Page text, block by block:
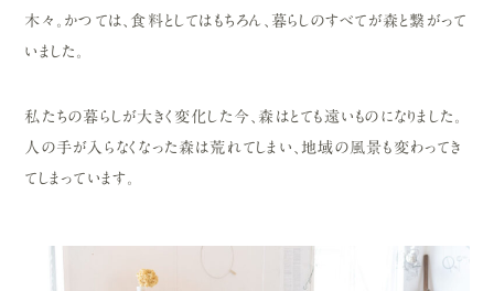
木々。かつては、食料としてはもちろん、暮らしのすべてが森と繋がって
いました。
私たちの暮らしが大きく変化した今、森はとても遠いものになりました。
人の手が入らなくなった森は荒れてしまい、地域の風景も変わってき
てしまっています。